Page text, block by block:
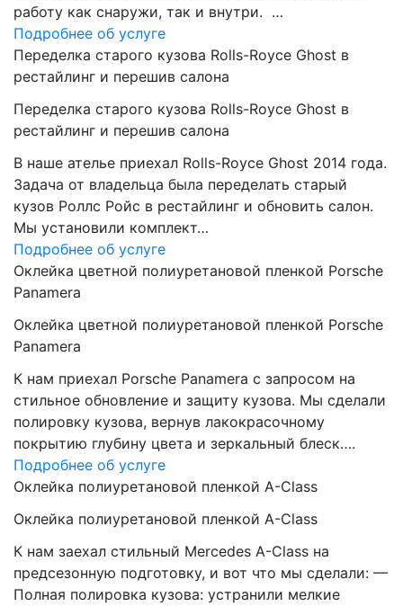
работу как снаружи, так и внутри. …
Подробнее об услуге
Переделка старого кузова Rolls-Royce Ghost в
рестайлинг и перешив салона
Переделка старого кузова Rolls-Royce Ghost в
рестайлинг и перешив салона
В наше ателье приехал Rolls-Royce Ghost 2014 года.
Задача от владельца была переделать старый
кузов Роллс Ройс в рестайлинг и обновить салон.
Мы установили комплект…
Подробнее об услуге
Оклейка цветной полиуретановой пленкой Porsche
Panamera
Оклейка цветной полиуретановой пленкой Porsche
Panamera
К нам приехал Porsche Panamera с запросом на
стильное обновление и защиту кузова. Мы сделали
полировку кузова, вернув лакокрасочному
покрытию глубину цвета и зеркальный блеск….
Подробнее об услуге
Оклейка полиуретановой пленкой A-Class
Оклейка полиуретановой пленкой A-Class
К нам заехал стильный Mercedes A-Class на
предсезонную подготовку, и вот что мы сделали: —
Полная полировка кузова: устранили мелкие